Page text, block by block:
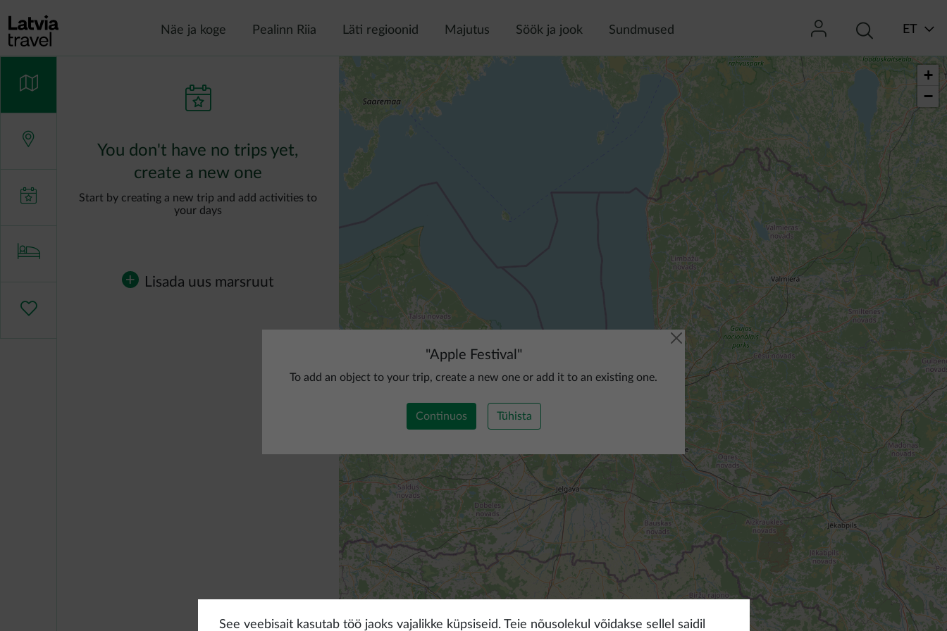
Näe ja koge Pealinn Riia Läti regioonid Majutus Söök ja jook Sundmused ET
You don't have no trips yet,
create a new one
Start by creating a new trip and add activities to
your days
Lisada uus marsruut
+
−
"Apple Festival "
To add an object to your trip, create a new one or add it to an existing one.
Continuos Tühista
See veebisait kasutab töö jaoks vajalikke küpsiseid. Teie nõusolekul võidakse sellel saidil